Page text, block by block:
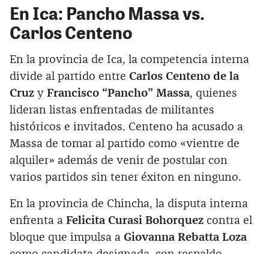
En Ica: Pancho Massa vs.
Carlos Centeno
En la provincia de Ica, la competencia interna
divide al partido entre Carlos Centeno de la
Cruz y Francisco “Pancho” Massa, quienes
lideran listas enfrentadas de militantes
históricos e invitados. Centeno ha acusado a
Massa de tomar al partido como «vientre de
alquiler» además de venir de postular con
varios partidos sin tener éxiton en ninguno.
En la provincia de Chincha, la disputa interna
enfrenta a Felicita Curasi Bohorquez contra el
bloque que impulsa a Giovanna Rebatta Loza